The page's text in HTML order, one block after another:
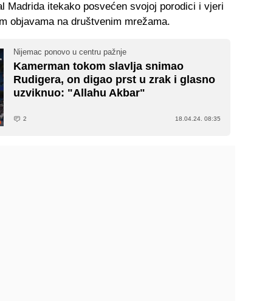
Madrida itekako posvećen svojoj porodici i vjeri
objavama na društvenim mrežama.
Nijemac ponovo u centru pažnje
Kamerman tokom slavlja snimao
Rudigera, on digao prst u zrak i glasno
uzviknuo: "Allahu Akbar"
2 18.04.24. 08:35